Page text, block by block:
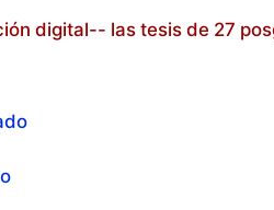
digital-- las tesis de 27